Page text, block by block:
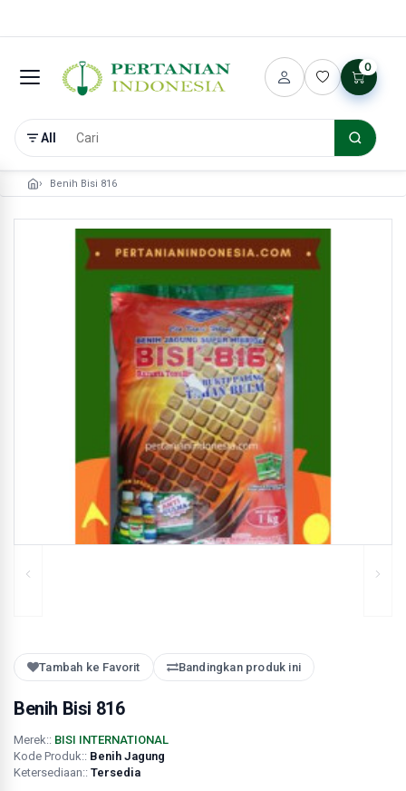
All
0
Benih Bisi 816
Tambah ke Favorit Bandingkan produk ini
Benih Bisi 816
Merek:: BISI INTERNATIONAL
Kode Produk:: Benih Jagung
Ketersediaan:: Tersedia